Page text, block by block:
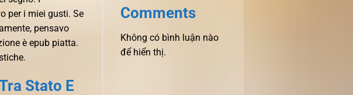
per i miei gusti. Se
pensavo
è epub piatta.
Stato E
Comments
Không có bình luận nào
để hiển thị.